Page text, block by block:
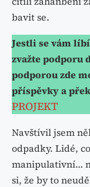
bavit se.
Jestli se vám
zvažte podporu
podporou zde
příspěvky a
PROJEKT
Navštívil jsem
odpadky. Lidé,
manipulativní…
si, že by to